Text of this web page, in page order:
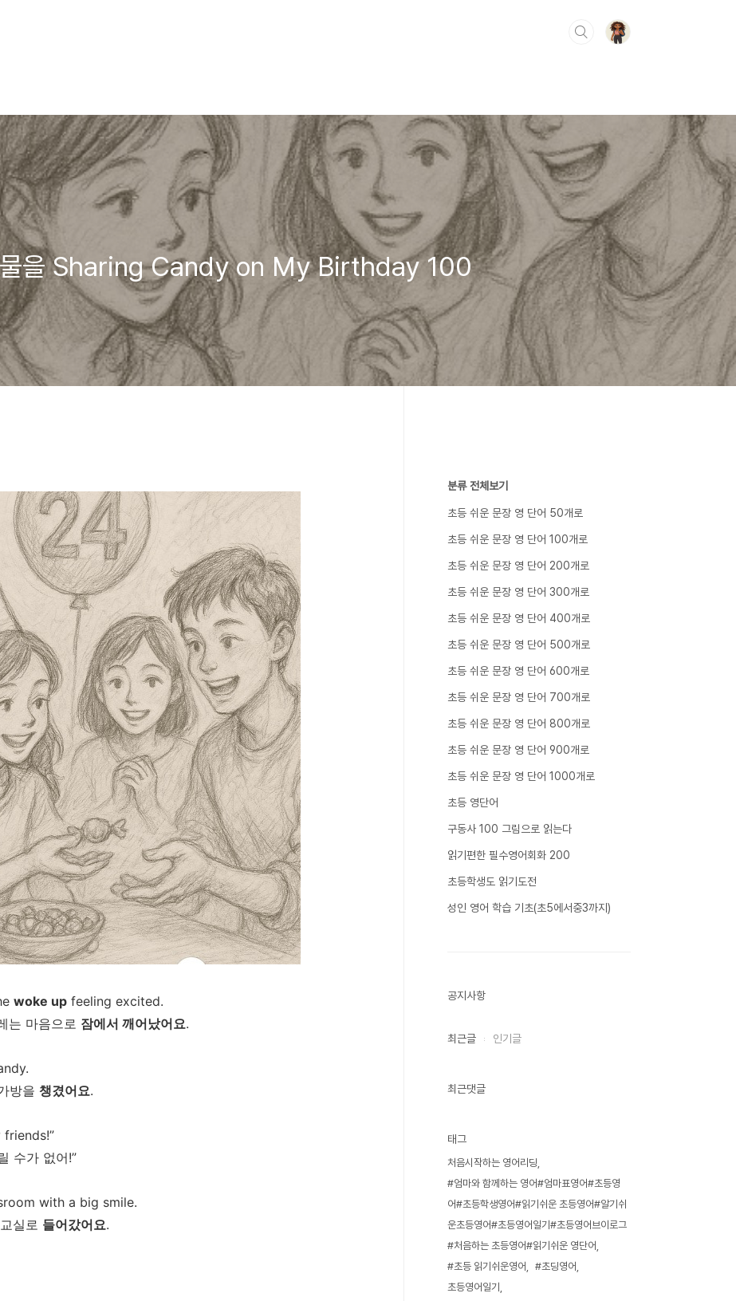
물을 Sharing Candy on My Birthday 100
woke up feeling excited.
는 마음으로 잠에서 깨어났어요.
방을 챙겼어요.
수가 없어!”
with a big smile.
교실로 들어갔어요.
분류 전체보기
초등 쉬운 문장 영 단어 50개로
초등 쉬운 문장 영 단어 100개로
초등 쉬운 문장 영 단어 200개로
초등 쉬운 문장 영 단어 300개로
초등 쉬운 문장 영 단어 400개로
초등 쉬운 문장 영 단어 500개로
초등 쉬운 문장 영 단어 600개로
초등 쉬운 문장 영 단어 700개로
초등 쉬운 문장 영 단어 800개로
초등 쉬운 문장 영 단어 900개로
초등 쉬운 문장 영 단어 1000개로
초등 영단어
구동사 100 그림으로 읽는다
읽기편한 필수영어회화 200
초등학생도 읽기도전
성인 영어 학습 기초(초5에서중3까지)
공지사항
최근글 인기글
최근댓글
태그
처음시작하는 영어리딩
#엄마와 함께하는 영어#엄마표영어#초등영
어#초등학생영어#읽기쉬운 초등영어#알기쉬
운초등영어#초등영어일기#초등영어브이로그
#처음하는 초등영어#읽기쉬운 영단어
#초등 읽기쉬운영어
#초딩영어
초등영어일기